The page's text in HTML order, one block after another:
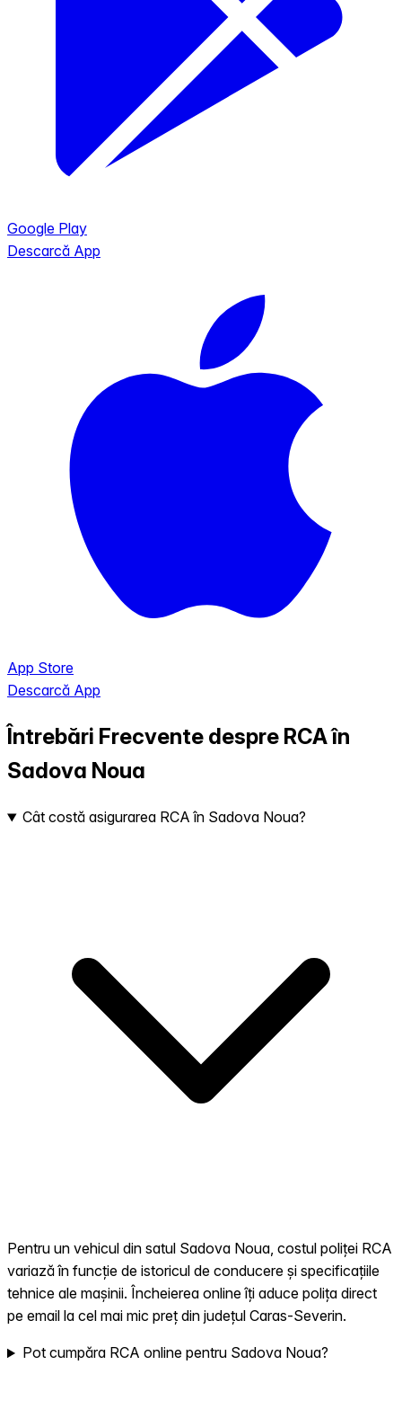
Google Play
Descarcă App
App Store
Descarcă App
Întrebări Frecvente despre RCA în
Sadova Noua
Cât costă asigurarea RCA în Sadova Noua?
Pentru un vehicul din satul Sadova Noua, costul poliței RCA
variază în funcție de istoricul de conducere și specificațiile
tehnice ale mașinii. Încheierea online îți aduce polița direct
pe email la cel mai mic preț din județul Caras-Severin.
Pot cumpăra RCA online pentru Sadova Noua?